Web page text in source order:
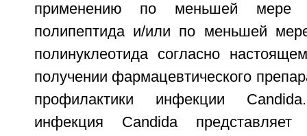
применению по меньшей мере
полипептида и/или по меньшей
полинуклеотида согласно
получении фармацевтического
профилактики инфекции
инфекция Candida